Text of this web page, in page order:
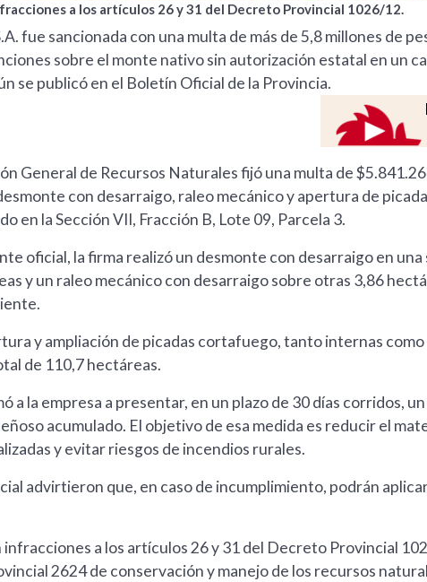
a los artículos 26 y 31 del Decreto Provincial 1026/12.
fue sancionada con una multa de más de 5,8 millones de
sobre el monte nativo sin autorización estatal en un
se publicó en el Boletín Oficial de la Provincia.
General de Recursos Naturales fijó una multa de
con desarraigo, raleo mecánico y apertura de
en la Sección VII, Fracción B, Lote 09, Parcela 3.
oficial, la firma realizó un desmonte con desarraigo en
y un raleo mecánico con desarraigo sobre otras 3,86
y ampliación de picadas cortafuego, tanto internas
de 110,7 hectáreas.
a la empresa a presentar, en un plazo de 30 días corridos,
acumulado. El objetivo de esa medida es reducir el
y evitar riesgos de incendios rurales.
advirtieron que, en caso de incumplimiento, podrán
infracciones a los artículos 26 y 31 del Decreto Provincial
2624 de conservación y manejo de los recursos